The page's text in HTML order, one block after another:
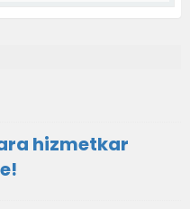
hizmetkar